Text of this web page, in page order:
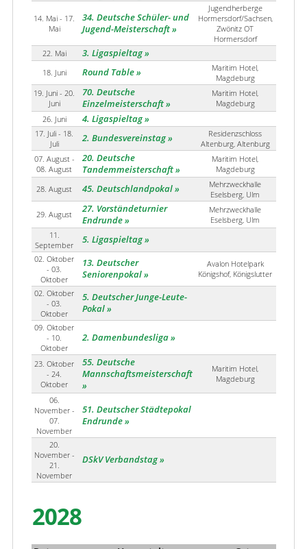
14. Mai - 17.
Mai
34. Deutsche Schüler- und
Jugend-Meisterschaft
Jugendherberge
Hormersdorf/Sachsen,
Zwönitz OT
Hormersdorf
22. Mai
3. Ligaspieltag
18. Juni Round Table
Maritim Hotel,
Magdeburg
19. Juni - 20.
Juni
70. Deutsche
Einzelmeisterschaft
Maritim Hotel,
Magdeburg
26. Juni
4. Ligaspieltag
17. Juli - 18.
Juli
2. Bundesvereinstag
Residenzschloss
Altenburg, Altenburg
07. August -
08. August
20. Deutsche
Tandemmeisterschaft
Maritim Hotel,
Magdeburg
28. August
45. Deutschlandpokal
Mehrzweckhalle
Eselsberg, Ulm
29. August
27. Vorständeturnier
Endrunde
Mehrzweckhalle
Eselsberg, Ulm
11.
September
5. Ligaspieltag
02. Oktober
- 03.
Oktober
13. Deutscher
Seniorenpokal
Avalon Hotelpark
Königshof, Königslutter
02. Oktober
- 03.
Oktober
5. Deutscher Junge-Leute-
Pokal
09. Oktober
- 10.
Oktober
2. Damenbundesliga
23. Oktober
- 24.
Oktober
55. Deutsche
Mannschaftsmeisterschaft
Maritim Hotel,
Magdeburg
06.
November -
07.
November
51. Deutscher Städtepokal
Endrunde
20.
November -
21.
November
DSkV Verbandstag
2028